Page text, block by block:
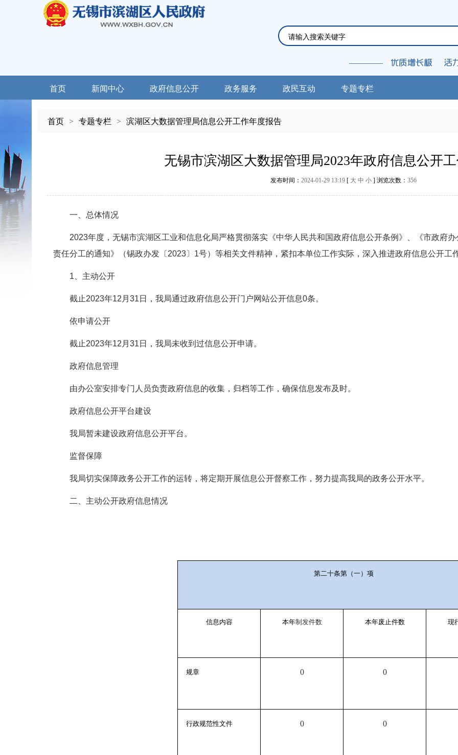
首页 新闻中心 政府信息公开 政务服务 政民互动 专题专栏
首页 > 专题专栏 > 滨湖区大数据管理局信息公开工作年度报告
无锡市滨湖区大数据管理局2023年政府信息公开
发布时间： 2024-01-29 13:19 [ 大 中 小 ] 浏览次数： 356
一、总体情况
2023年度，无锡市滨湖区工业和信息化局严格贯彻落实《中华人民共和国政府信息公开条例》、《市政府办
责任分工的通知》（锡政办发〔2023〕1号）等相关文件精神，紧扣本单位工作实际，深入推进政府信息公开工
1、主动公开
截止2023年12月31日，我局通过政府信息公开门户网站公开信息0条。
依申请公开
截止2023年12月31日，我局未收到过信息公开申请。
政府信息管理
由办公室安排专门人员负责政府信息的收集，归档等工作，确保信息发布及时。
政府信息公开平台建设
我局暂未建设政府信息公开平台。
监督保障
我局切实保障政务公开工作的运转，将定期开展信息公开督察工作，努力提高我局的政务公开水平。
二、主动公开政府信息情况
第二十条第（一）项
信息内容 本年制发件数 本年废止件数 现
规章 0 0
行政规范性文件 0 0